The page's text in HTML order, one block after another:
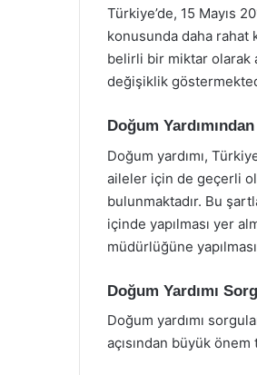
Türkiye’de, 15 Mayıs
konusunda daha rahat
belirli bir miktar olarak
değişiklik
Doğum
Doğum yardımı,
aileler için de geçerli
bulunmaktadır. Bu
içinde yapılması yer
müdürlüğüne
Doğum Yardımı
Doğum yardımı
açısından büyük